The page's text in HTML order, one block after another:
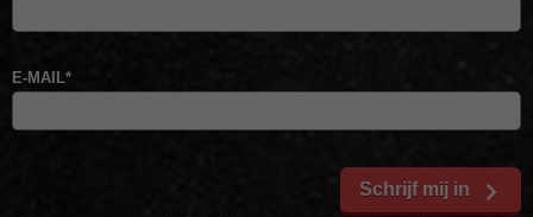
E-MAIL*
Schrijf mij in